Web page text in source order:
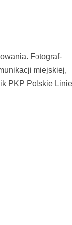
Fotograf-
miejskiej,
PKP Polskie Linie